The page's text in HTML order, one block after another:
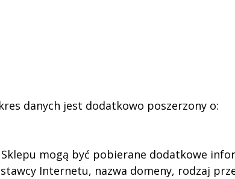
danych jest dodatkowo poszerzony o:
mogą być pobierane dodatkowe
Internetu, nazwa domeny, rodzaj